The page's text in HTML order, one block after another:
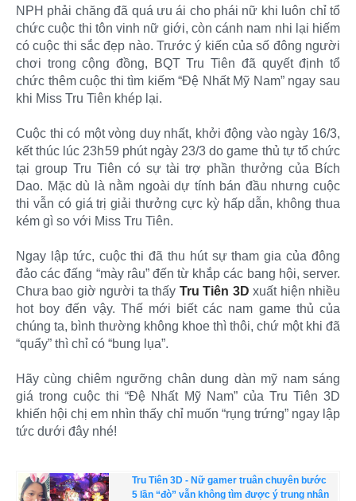
NPH phải chăng đã quá ưu ái cho phái nữ khi luôn chỉ tổ
chức cuộc thi tôn vinh nữ giới, còn cánh nam nhi lại hiếm
có cuộc thi sắc đẹp nào. Trước ý kiến của số đông người
chơi trong cộng đồng, BQT Tru Tiên đã quyết định tổ
chức thêm cuộc thi tìm kiếm “Đệ Nhất Mỹ Nam” ngay sau
khi Miss Tru Tiên khép lại.
Cuộc thi có một vòng duy nhất, khởi động vào ngày 16/3,
kết thúc lúc 23h59 phút ngày 23/3 do game thủ tự tổ chức
tại group Tru Tiên có sự tài trợ phần thưởng của Bích
Dao. Mặc dù là nằm ngoài dự tính bán đầu nhưng cuộc
thi vẫn có giá trị giải thưởng cực kỳ hấp dẫn, không thua
kém gì so với Miss Tru Tiên.
Ngay lập tức, cuộc thi đã thu hút sự tham gia của đông
đảo các đấng “mày râu” đến từ khắp các bang hội, server.
Chưa bao giờ người ta thấy Tru Tiên 3D xuất hiện nhiều
hot boy đến vậy. Thế mới biết các nam game thủ của
chúng ta, bình thường không khoe thì thôi, chứ một khi đã
“quẩy” thì chỉ có “bung lụa”.
Hãy cùng chiêm ngưỡng chân dung dàn mỹ nam sáng
giá trong cuộc thi “Đệ Nhất Mỹ Nam” của Tru Tiên 3D
khiến hội chị em nhìn thấy chỉ muốn “rụng trứng” ngay lập
tức dưới đây nhé!​
Tru Tiên 3D - Nữ gamer truân chuyên bước
5 lần “đò” vẫn không tìm được ý trung nhân